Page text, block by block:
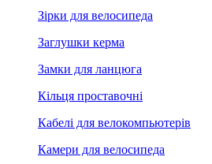
Зірки для велосипеда
Заглушки керма
Замки для ланцюга
Кільця проставочні
Кабелі для велокомпьютерів
Камери для велосипеда